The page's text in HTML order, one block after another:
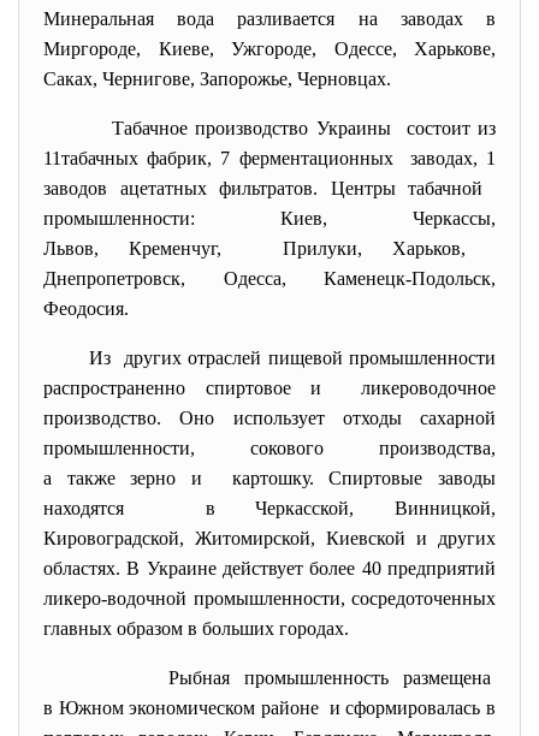
Минеральная вода разливается на заводах в
Миргороде, Киеве, Ужгороде, Одессе, Харькове,
Саках, Чернигове, Запорожье, Черновцах.
Табачное производство Украины состоит из
11табачных фабрик, 7 ферментационных заводах, 1
заводов ацетатных фильтратов. Центры табачной
промышленности: Киев, Черкассы,
Львов, Кременчуг, Прилуки, Харьков,
Днепропетровск, Одесса, Каменецк-Подольск,
Феодосия.
Из других отраслей пищевой промышленности
распространенно спиртовое и ликероводочное
производство. Оно использует отходы сахарной
промышленности, сокового производства,
а также зерно и картошку. Спиртовые заводы
находятся в Черкасской, Винницкой,
Кировоградской, Житомирской, Киевской и других
областях. В Украине действует более 40 предприятий
ликеро-водочной промышленности, сосредоточенных
главных образом в больших городах.
Рыбная промышленностьразмещена
в Южном экономическом районе и сформировалась в